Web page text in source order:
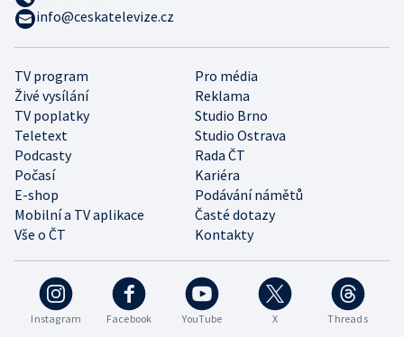
Instagram Facebook YouTube X Threads
TV program
Pro média
Živé vysílání
Reklama
TV poplatky
Studio Brno
Teletext
Studio Ostrava
Podcasty
Rada ČT
Počasí
Kariéra
E-shop
Podávání námětů
Mobilní a TV aplikace
Časté dotazy
Vše o ČT
Kontakty
info@ceskatelevize.cz